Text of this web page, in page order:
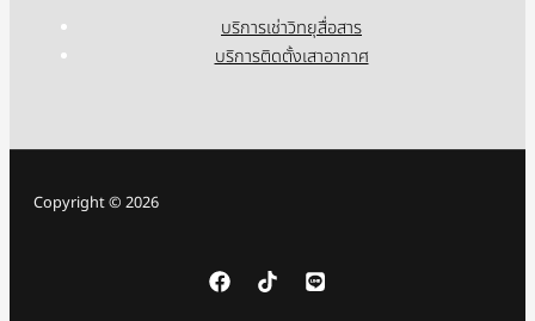
บริการเช่าวิทยุสื่อสาร
บริการติดตั้งเสาอากาศ
Copyright © 2026